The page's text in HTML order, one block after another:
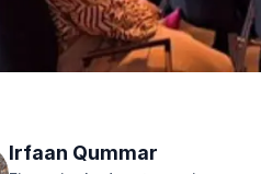
Irfaan Qummar